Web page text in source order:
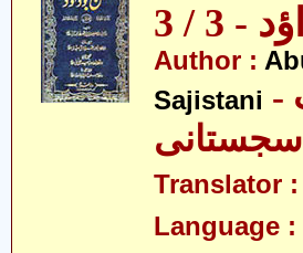
3 / 3
Author :
Sajistani - ابو داؤد سلیمان بن اشعث
سجستانی
Translator :
Language :